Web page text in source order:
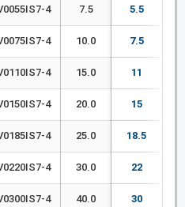
5.5
7.5
4
7.5
10.0
4
11
15.0
4
15
20.0
4
18.5
25.0
4
22
30.0
4
30
40.0
4